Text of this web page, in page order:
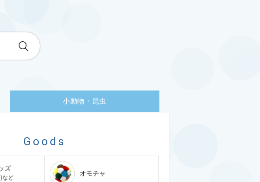
小動物・昆虫
Goods
ズ
など
オモチャ